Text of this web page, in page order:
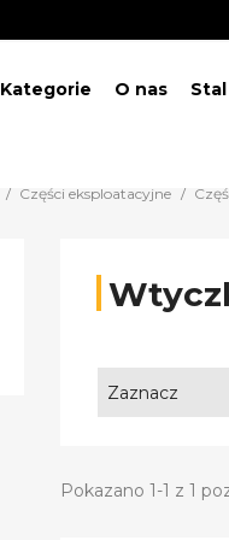
Kategorie O nas
Części eksploatacyjne
Zaznacz
Pokazano 1-1 z 1